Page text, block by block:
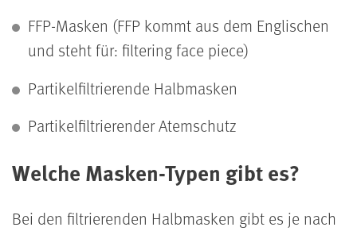
FFP-Masken (FFP kommt aus dem Englischen
und steht für: filtering face piece)
Partikelfiltrierende Halbmasken
Partikelfiltrierender Atemschutz
Welche Masken-Typen gibt es?
Bei den filtrierenden Halbmasken gibt es je nach